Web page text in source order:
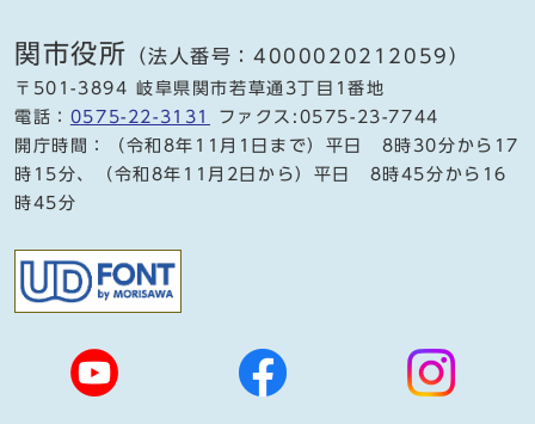
関市役所 （法人番号：4000020212059）
〒501-3894 岐阜県関市若草通3丁目1番地
電話： 0575-22-3131
ファクス:0575-23-7744
開庁時間：（令和8年11月1日まで）平日 8時30分から17
時15分、（令和8年11月2日から）平日 8時45分から16
時45分